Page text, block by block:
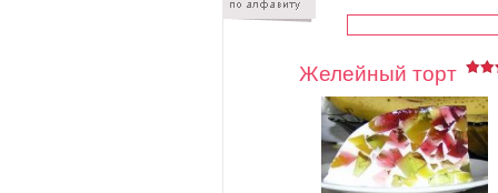
Желейный торт